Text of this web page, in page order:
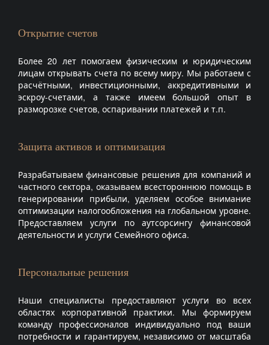
Открытие счетов
Более 20 лет помогаем физическим и юридическим
лицам открывать счета по всему миру. Мы работаем с
расчётными, инвестиционными, аккредитивными и
эскроу-счетами, а также имеем большой опыт в
разморозке счетов, оспаривании платежей и т.п.
Защита активов и оптимизация
Разрабатываем финансовые решения для компаний и
частного сектора, оказываем всестороннюю помощь в
генерировании прибыли, уделяем особое внимание
оптимизации налогообложения на глобальном уровне.
Предоставляем услуги по аутсорсингу финансовой
деятельности и услуги Семейного офиса.
Персональные решения
Наши специалисты предоставляют услуги во всех
областях корпоративной практики. Мы формируем
команду профессионалов индивидуально под ваши
потребности и гарантируем, независимо от масштаба